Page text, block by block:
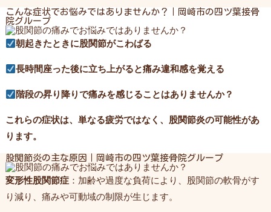
こんな症状でお悩みではありませんか？｜岡崎市の四ツ葉接骨
院グループ
朝起きたときに股関節がこわばる
長時間座った後に立ち上がると痛み違和感を覚える
階段の昇り降りで痛みを感じることはありませんか？
これらの症状は、単なる疲労ではなく、股関節炎の可能性があ
ります。
股関節炎の主な原因｜岡崎市の四ツ葉接骨院グループ
変形性股関節症：加齢や過度な負荷により、股関節の軟骨がす
り減り、痛みや可動域の制限が生じます。